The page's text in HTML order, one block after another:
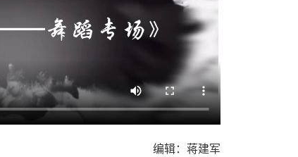
编辑：蒋建军